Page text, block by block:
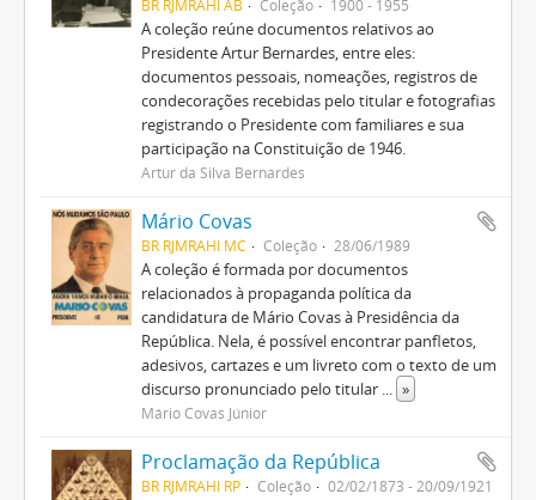
BR RJMRAHI AB Coleção 1900 - 1955
A coleção reúne documentos relativos ao
Presidente Artur Bernardes, entre eles:
documentos pessoais, nomeações, registros de
condecorações recebidas pelo titular e fotografias
registrando o Presidente com familiares e sua
participação na Constituição de 1946.
Artur da Silva Bernardes
Mário Covas
BR RJMRAHI MC Coleção 28/06/1989
A coleção é formada por documentos
relacionados à propaganda política da
candidatura de Mário Covas à Presidência da
República. Nela, é possível encontrar panfletos,
adesivos, cartazes e um livreto com o texto de um
discurso pronunciado pelo titular ... »
Mário Covas Júnior
Proclamação da República
BR RJMRAHI RP Coleção 02/02/1873 - 20/09/1921